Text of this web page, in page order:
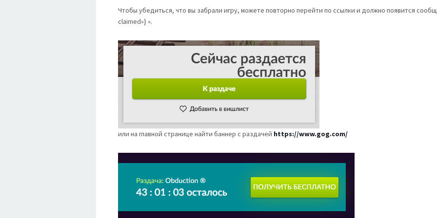
Чтобы убедиться, что вы забрали игру, можете повторно перейти по ссылки и должно появится
claimed»} «.
или на главной странице найти баннер с раздачей https://www.gog.com/